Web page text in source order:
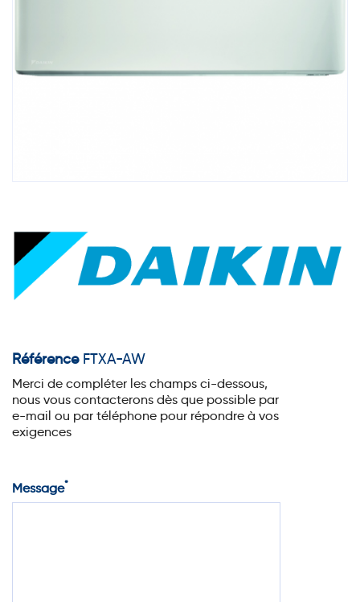
Référence FTXA-AW
Merci de compléter les champs ci-dessous,
nous vous contacterons dès que possible par
e-mail ou par téléphone pour répondre à vos
exigences
Message*